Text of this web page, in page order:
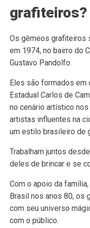
grafiteiros?
Os gêmeos grafiteiros
em 1974, no bairro do
Gustavo Pandolfo.
Eles são formados em
Estadual Carlos de
no cenário artístico
artistas influentes na
um estilo brasileiro de
Trabalham juntos
deles de brincar e se
Com o apoio da
Brasil nos anos 80, os
com seu universo
com o público.